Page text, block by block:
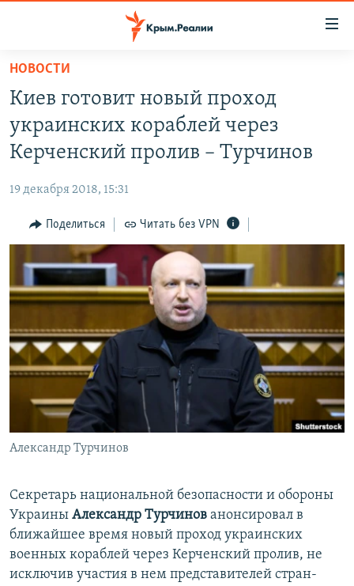
Вернуться
основному
содержанию
Вернутся
главной
навигации
Вернутся
поиску
11 ЛЕТ ОККУПАЦИИ КРЫМА. 11 ИСТОРИЙ СОПРОТИВЛЕНИЯ
ВОДА
ЕЩЕ
ИНТЕРАКТИВ
ИНФОГРАФИКА
ТЕЛЕПРОЕКТ КРЫМ.РЕАЛИИ
СОВЕТЫ ПРАВОЗАЩИТНИКОВ
ПРОПАВШИЕ БЕЗ ВЕСТИ
ПОБЕДИТЕЛЕЙ НЕ СУДЯТ?
КРЫМ.НЕПОКОРЕННЫЙ
УКРАИНСКАЯ ПРОБЛЕМА КРЫМА
РАДІО СВОБОДА
КАК ОБОЙТИ БЛОКИРОВКУ
Українською
Qırımtatar
ПРИСОЕДИНЯЙТЕСЬ!
НОВОСТИ
Киев готовит новый проход
украинских кораблей через
Керченский пролив – Турчинов
19 декабря 2018, 15:31
Поделиться Читать без VPN
Александр Турчинов
Секретарь национальной безопасности и обороны
Украины Александр Турчинов анонсировал в
ближайшее время новый проход украинских
военных кораблей через Керченский пролив, не
исключив участия в нем представителей стран-